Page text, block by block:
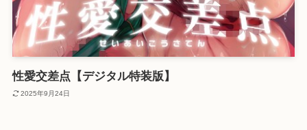
性愛交差点【デジタル特装版】
2025年9月24日